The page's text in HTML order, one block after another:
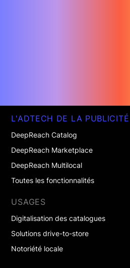
L'ADTECH DE LA
DeepReach Catalog
DeepReach Marketplace
DeepReach Multilocal
Toutes les fonctionnalités
USAGES
Digitalisation des catalogues
Solutions drive-to-store
Notoriété locale